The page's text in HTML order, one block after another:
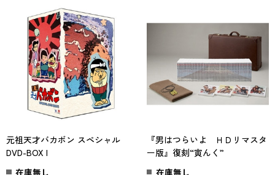
元祖天才バカボン スペシャル
DVD-BOX I
在庫無し
『男はつらいよ ＨＤリマスタ
ー版』復刻“寅んく”
在庫無し